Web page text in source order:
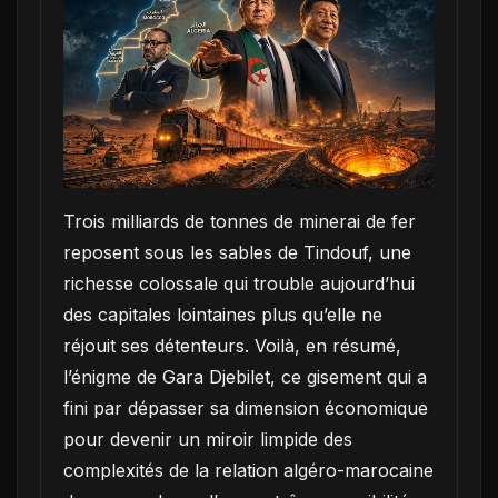
Trois milliards de tonnes de minerai de fer
reposent sous les sables de Tindouf, une
richesse colossale qui trouble aujourd’hui
des capitales lointaines plus qu’elle ne
réjouit ses détenteurs. Voilà, en résumé,
l’énigme de Gara Djebilet, ce gisement qui a
fini par dépasser sa dimension économique
pour devenir un miroir limpide des
complexités de la relation algéro-marocaine